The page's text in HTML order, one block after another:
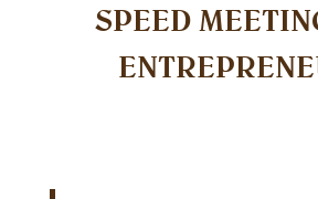
SPEED